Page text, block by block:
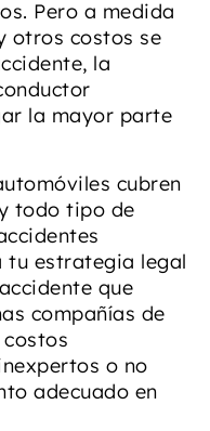
Pero a medida
otros costos se
la
la mayor parte
cubren
todo tipo de
estrategia legal
que
compañías de
o no
adecuado en